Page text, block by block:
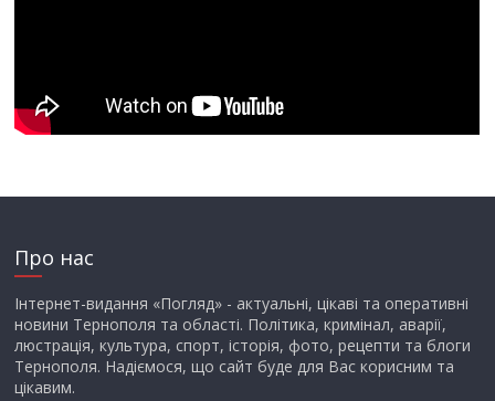
Про нас
Інтернет-видання «Погляд» - актуальні, цікаві та оперативні
новини Тернополя та області. Політика, кримінал, аварії,
люстрація, культура, спорт, історія, фото, рецепти та блоги
Тернополя. Надіємося, що сайт буде для Вас корисним та
цікавим.